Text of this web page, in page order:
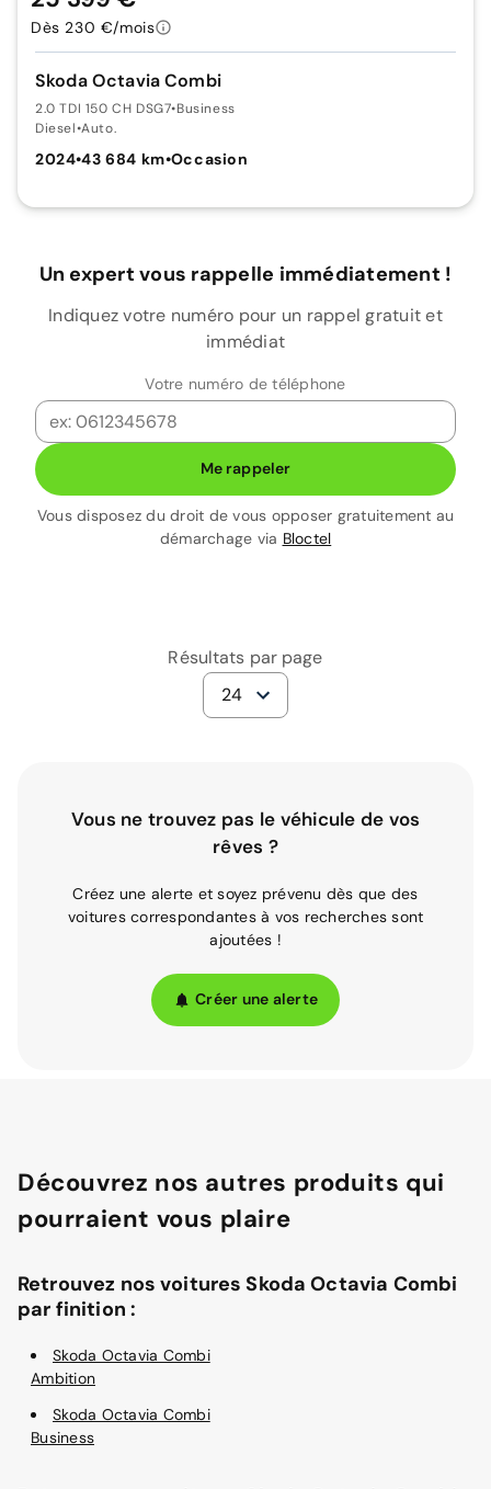
Skoda Octavia Combi
2.0 TDI 150 CH DSG7•Business
Diesel•Auto.
2024•43 684 km•Occasion
Dès 230 €/mois
Un expert vous rappelle immédiatement !
Indiquez votre numéro pour un rappel gratuit et
immédiat
Votre numéro de téléphone
Me rappeler
Vous disposez du droit de vous opposer gratuitement au
démarchage via Bloctel
Résultats par page
24
Vous ne trouvez pas le véhicule de vos
rêves ?
Créez une alerte et soyez prévenu dès que des
voitures correspondantes à vos recherches sont
ajoutées !
Créer une alerte
Découvrez nos autres produits qui
pourraient vous plaire
Retrouvez nos voitures Skoda Octavia Combi
par finition :
Skoda Octavia Combi
Ambition
Skoda Octavia Combi
Business